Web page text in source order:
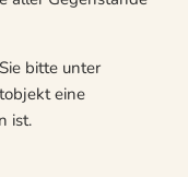
bitte unter
eine
ist.